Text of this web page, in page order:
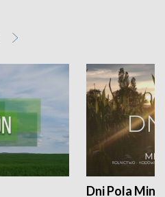
Dni Pola